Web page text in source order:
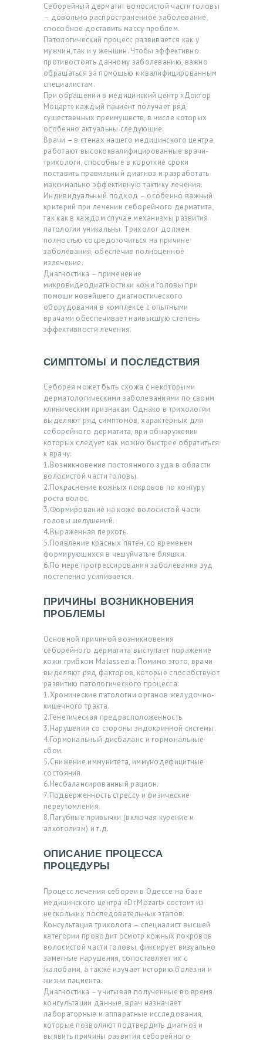
Себорейный дерматит волосистой части головы
– довольно распространенное заболевание,
способное доставить массу проблем.
Патологический процесс развивается как у
мужчин, так и у женщин. Чтобы эффективно
противостоять данному заболеванию, важно
обращаться за помощью к квалифицированным
специалистам.
При обращении в медицинский центр «Доктор
Моцарт» каждый пациент получает ряд
существенных преимуществ, в числе которых
особенно актуальны следующие:
Врачи – в стенах нашего медицинского центра
работают высококвалифицированные врачи-
трихологи, способные в короткие сроки
поставить правильный диагноз и разработать
максимально эффективную тактику лечения.
Индивидуальный подход – особенно важный
критерий при лечении себорейного дерматита,
так как в каждом случае механизмы развития
патологии уникальны. Трихолог должен
полностью сосредоточиться на причине
заболевания, обеспечив полноценное
излечение.
Диагностика – применение
микровидеодиагностики кожи головы при
помощи новейшего диагностического
оборудования в комплексе с опытными
врачами обеспечивает наивысшую степень
эффективности лечения.
СИМПТОМЫ И ПОСЛЕДСТВИЯ
Себорея может быть схожа с некоторыми
дерматологическими заболеваниями по своим
клиническим признакам. Однако в трихологии
выделяют ряд симптомов, характерных для
себорейного дерматита, при обнаружении
которых следует как можно быстрее обратиться
к врачу:
1.Возникновение постоянного зуда в области
волосистой части головы.
2.Покраснение кожных покровов по контуру
роста волос.
3.Формирование на коже волосистой части
головы шелушений.
4.Выраженная перхоть.
5.Появление красных пятен, со временем
формирующихся в чешуйчатые бляшки.
6.По мере прогрессирования заболевания зуд
постепенно усиливается.
ПРИЧИНЫ ВОЗНИКНОВЕНИЯ
ПРОБЛЕМЫ
Основной причиной возникновения
себорейного дерматита выступает поражение
кожи грибком Malassezia. Помимо этого, врачи
выделяют ряд факторов, которые способствуют
развитию патологического процесса:
1.Хронические патологии органов желудочно-
кишечного тракта.
2.Генетическая предрасположенность.
3.Нарушения со стороны эндокринной системы.
4.Гормональный дисбаланс и гормональные
сбои.
5.Снижение иммунитета, иммунодефицитные
состояния.
6.Несбалансированный рацион.
7.Подверженность стрессу и физические
переутомления.
8.Пагубные привычки (включая курение и
алкоголизм) и т.д.
ОПИСАНИЕ ПРОЦЕССА
ПРОЦЕДУРЫ
Процесс лечения себореи в Одессе на базе
медицинского центра «Dr.Mozart» состоит из
нескольких последовательных этапов:
Консультация трихолога – специалист высшей
категории проводит осмотр кожных покровов
волосистой части головы, фиксирует визуально
заметные нарушения, сопоставляет их с
жалобами, а также изучает историю болезни и
жизни пациента.
Диагностика – учитывая полученные во время
консультации данные, врач назначает
лабораторные и аппаратные исследования,
которые позволяют подтвердить диагноз и
выявить причины развития себорейного